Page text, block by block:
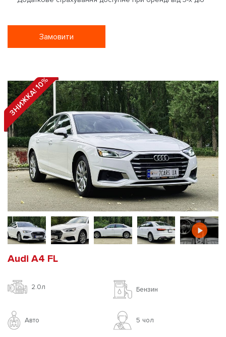
Замовити
ЗНИЖКА! 10%
Audi A4 FL
2.0л Бензин
Авто 5 чoл